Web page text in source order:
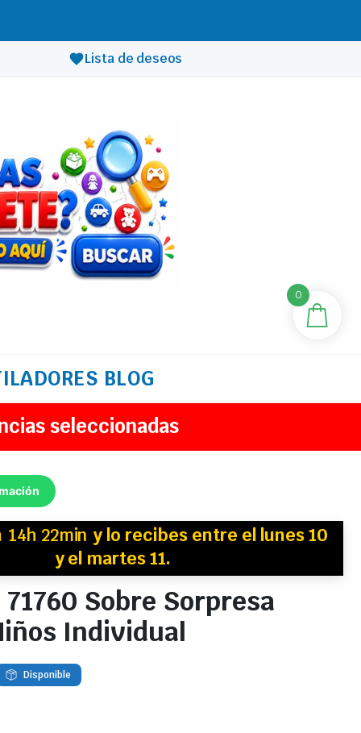
Lista de deseos
BLOG
seleccionadas
14h 22min y lo recibes entre el lunes 10
y el martes 11.
Sobre Sorpresa
Individual
Disponible
0